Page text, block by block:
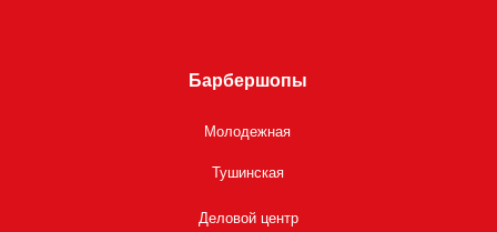
Барбершопы
Молодежная
Тушинская
Деловой центр